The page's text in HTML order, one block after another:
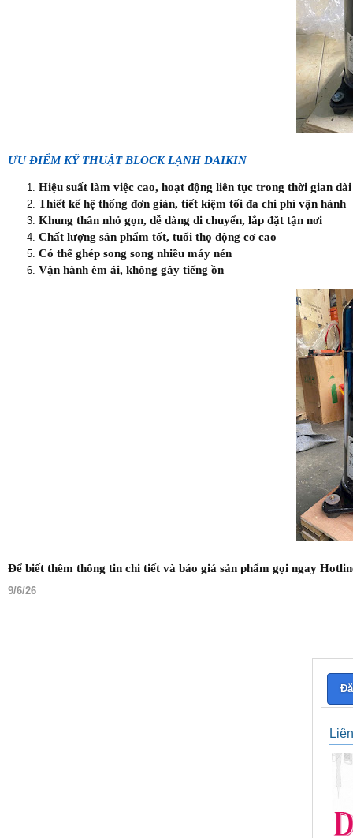
ƯU ĐIỂM KỸ THUẬT BLOCK LẠNH DAIKIN
Hiệu suất làm việc cao, hoạt động liên tục trong thời gian dài
Thiết kế hệ thống đơn giản, tiết kiệm tối đa chi phí vận hành
Khung thân nhỏ gọn, dễ dàng di chuyển, lắp đặt tận nơi
Chất lượng sản phẩm tốt, tuổi thọ động cơ cao
Có thể ghép song song nhiều máy nén
Vận hành êm ái, không gây tiếng ồn
Để biết thêm thông tin chi tiết và báo giá sản phẩm gọi ngay
9/6/26